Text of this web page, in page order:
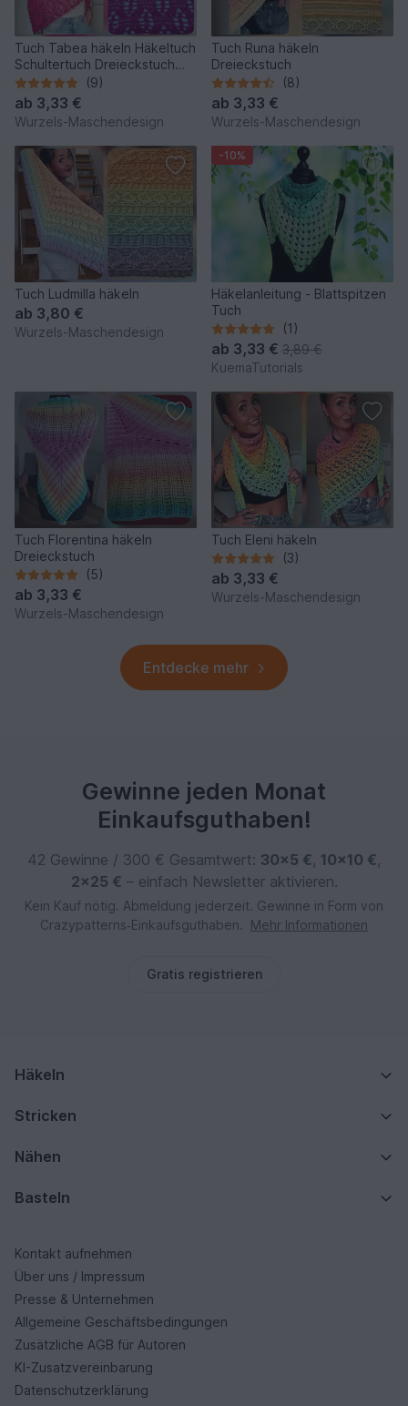
Tuch Tabea häkeln Häkeltuch
Schultertuch Dreieckstuch
Stola
(9)
ab 3,33 €
Wurzels-Maschendesign
Tuch Runa häkeln
Dreieckstuch
(8)
ab 3,33 €
Wurzels-Maschendesign
Tuch Ludmilla häkeln
ab 3,80 €
Wurzels-Maschendesign
-10%
Häkelanleitung - Blattspitzen
Tuch
(1)
ab 3,33 € 3,89 €
KuemaTutorials
Tuch Florentina häkeln
Dreieckstuch
(5)
ab 3,33 €
Wurzels-Maschendesign
Tuch Eleni häkeln
(3)
ab 3,33 €
Wurzels-Maschendesign
Entdecke mehr
Gewinne jeden Monat
Einkaufsguthaben!
42 Gewinne / 300 € Gesamtwert: 30×5 €, 10×10 €,
2×25 € – einfach Newsletter aktivieren.
Kein Kauf nötig. Abmeldung jederzeit. Gewinne in Form von
Crazypatterns‑Einkaufsguthaben.
Mehr Informationen
Gratis registrieren
Häkeln
Stricken
Nähen
Basteln
Kontakt aufnehmen
Über uns / Impressum
Presse & Unternehmen
Allgemeine Geschäftsbedingungen
Zusätzliche AGB für Autoren
KI-Zusatzvereinbarung
Datenschutzerklärung